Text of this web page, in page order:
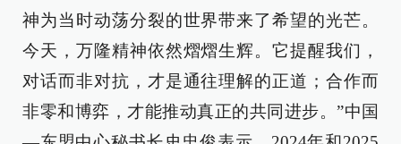
神为当时动荡分裂的世界带来了希望的光芒。
今天，万隆精神依然熠熠生辉。它提醒我们，
对话而非对抗，才是通往理解的正道；合作而
非零和博弈，才能推动真正的共同进步。”中国